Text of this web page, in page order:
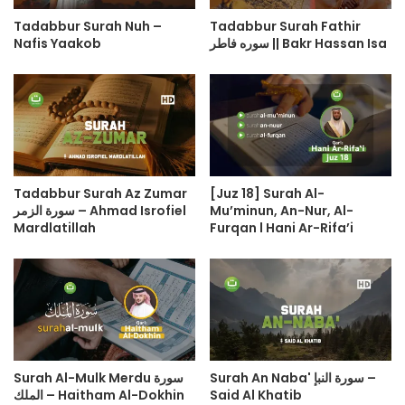
Tadabbur Surah Nuh –
Nafis Yaakob
Tadabbur Surah Fathir
سوره فاطر || Bakr Hassan Isa
Tadabbur Surah Az Zumar
سورة الزمر – Ahmad Isrofiel
Mardlatillah
[Juz 18] Surah Al-
Mu’minun, An-Nur, Al-
Furqan l Hani Ar-Rifa’i
Surah Al-Mulk Merdu سورة
الملك – Haitham Al-Dokhin
Surah An Naba' سورة النبإ –
Said Al Khatib